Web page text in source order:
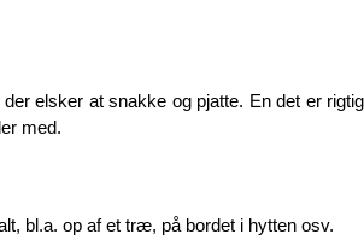
elsker at snakke og pjatte. En det er rigtig
med.
bl.a. op af et træ, på bordet i hytten osv.